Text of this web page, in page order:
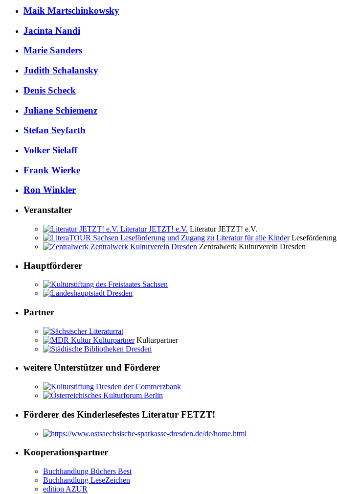
Maik Martschinkowsky
Jacinta Nandi
Marie Sanders
Judith Schalansky
Denis Scheck
Juliane Schiemenz
Stefan Seyfarth
Volker Sielaff
Frank Wierke
Ron Winkler
Veranstalter
Literatur JETZT! e.V.
Zentralwerk Kulturverein Dresden
Hauptförderer
Partner
Kulturpartner
weitere Unterstützer und Förderer
Förderer des Kinderlesefestes Literatur FETZT!
Kooperationspartner
Buchhandlung Büchers Best
Buchhandlung LeseZeichen
edition AZUR